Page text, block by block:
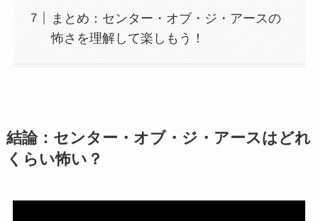
まとめ：センター・オブ・ジ・アースの
怖さを理解して楽しもう！
結論：センター・オブ・ジ・アースはどれ
くらい怖い？